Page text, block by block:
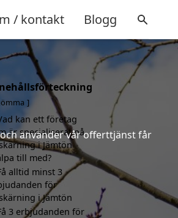
/ kontakt Blogg
använder vår offerttjänst får
kan ett företag
är specialiserat på
i Jämtön
till med?
alltid minst 3
för
i Jämtön
3 erbjudanden för